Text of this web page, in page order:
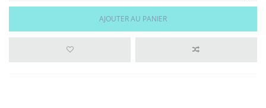
AJOUTER AU PANIER